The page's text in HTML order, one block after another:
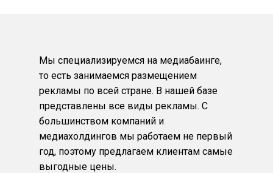
Мы специализируемся на медиабаинге,
то есть занимаемся размещением
рекламы по всей стране. В нашей базе
представлены все виды рекламы. С
большинством компаний и
медиахолдингов мы работаем не первый
год, поэтому предлагаем клиентам самые
выгодные цены.